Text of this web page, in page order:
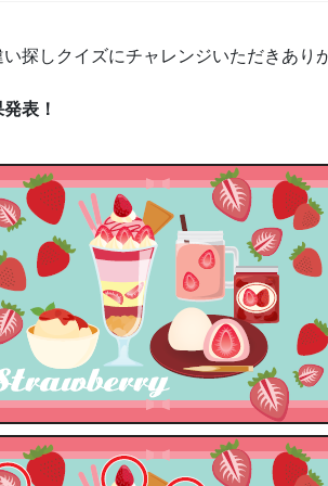
い探しクイズにチャレンジいただきあり
表！